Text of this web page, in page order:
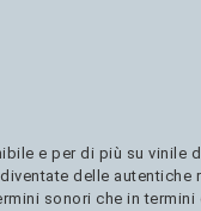
e per di più su vinile
delle autentiche
sonori che in